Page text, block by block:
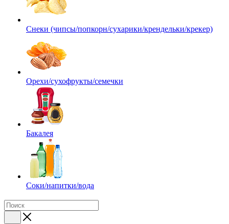
Снеки (чипсы/попкорн/сухарики/крендельки/крекер)
Орехи/сухофрукты/семечки
Бакалея
Соки/напитки/вода